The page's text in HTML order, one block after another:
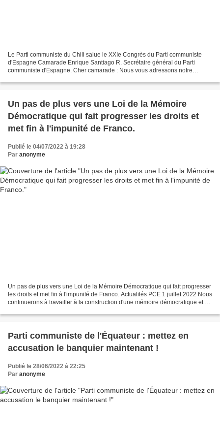
Le Parti communiste du Chili salue le XXIe Congrès du Parti communiste
d'Espagne Camarade Enrique Santiago R. Secrétaire général du Parti
communiste d'Espagne. Cher camarade : Nous vous adressons notre
Un pas de plus vers une Loi de la Mémoire
Démocratique qui fait progresser les droits et
met fin à l'impunité de Franco.
Publié le 04/07/2022 à 19:28
Par anonyme
Un pas de plus vers une Loi de la Mémoire Démocratique qui fait progresser
les droits et met fin à l'impunité de Franco. Actualités PCE 1 juillet 2022 Nous
continuerons à travailler à la construction d'une mémoire démocratique et à
Parti communiste de l'Équateur : mettez en
accusation le banquier maintenant !
Publié le 28/06/2022 à 22:25
Par anonyme